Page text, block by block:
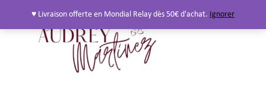
♥ Livraison offerte en Mondial Relay dès 50€ d'achat. Ignorer